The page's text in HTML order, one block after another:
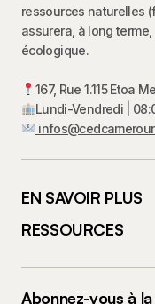
ressources naturelles
assurera, à long
écologique.
167, Rue 1.115 Etoa
Lundi-Vendredi |
EN SAVOIR PLUS
RESSOURCES
Abonnez-vous à